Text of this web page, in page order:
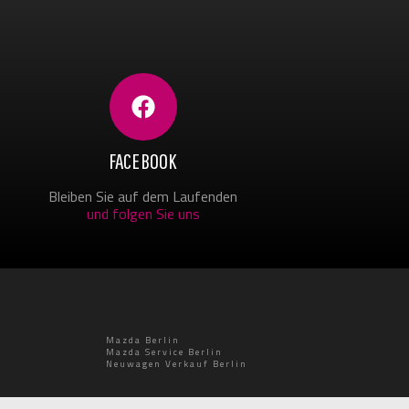
FACEBOOK
Bleiben Sie auf dem Laufenden
und folgen Sie uns
Mazda Berlin
Mazda Service Berlin
Neuwagen Verkauf Berlin